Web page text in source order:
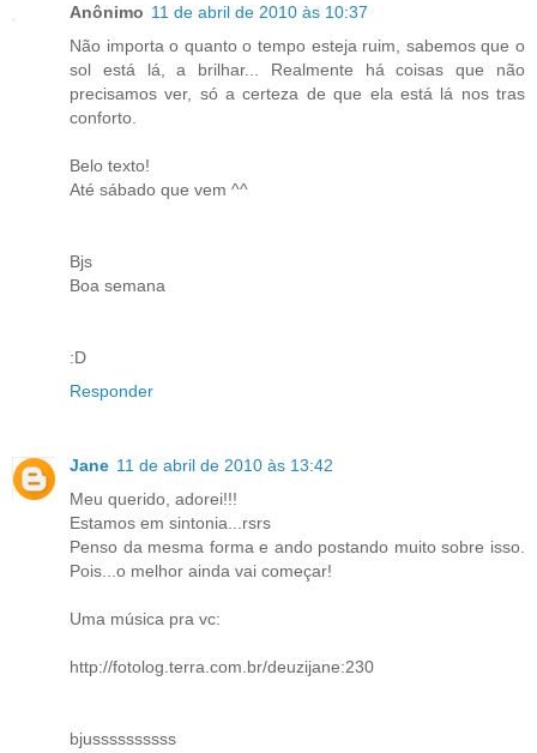
Anônimo 11 de abril de 2010 às 10:37
Não importa o quanto o tempo esteja ruim, sabemos que o
sol está lá, a brilhar... Realmente há coisas que não
precisamos ver, só a certeza de que ela está lá nos tras
conforto.
Belo texto!
Até sábado que vem ^^
Bjs
Boa semana
:D
Responder
Jane 11 de abril de 2010 às 13:42
Meu querido, adorei!!!
Estamos em sintonia...rsrs
Penso da mesma forma e ando postando muito sobre isso.
Pois...o melhor ainda vai começar!
Uma música pra vc:
http://fotolog.terra.com.br/deuzijane:230
bjussssssssss